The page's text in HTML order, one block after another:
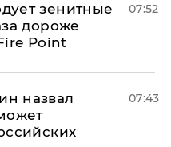
зенитные
дороже
Point
07:52
назвал
07:43